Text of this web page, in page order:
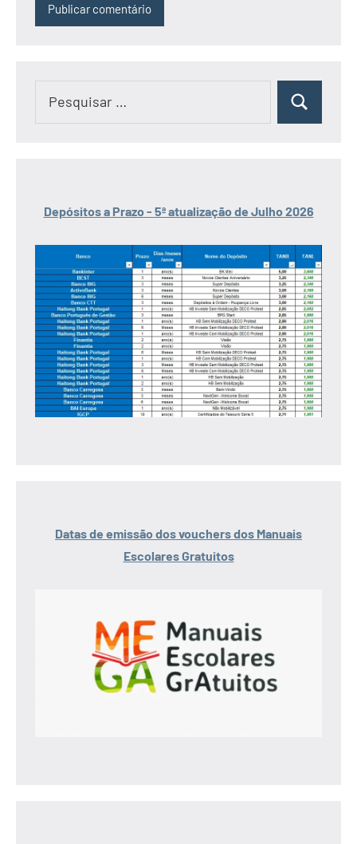
Pesquisar
Depósitos a Prazo - 5ª atualização de Julho 2026
Datas de emissão dos vouchers dos Manuais
Escolares Gratuitos